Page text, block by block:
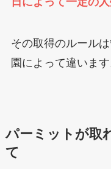
その取得のルール
園によって違います
パーミットが取
て